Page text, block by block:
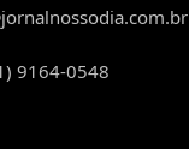
9164-0548